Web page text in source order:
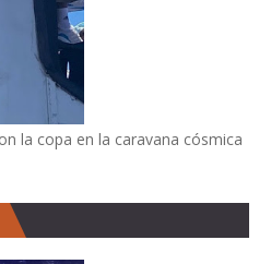
la copa en la caravana cósmica